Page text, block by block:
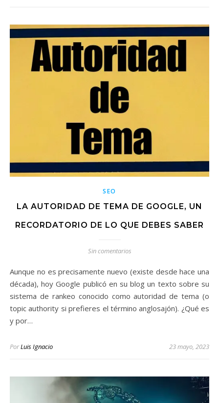
SEO
LA AUTORIDAD DE TEMA DE GOOGLE, UN
RECORDATORIO DE LO QUE DEBES SABER
Sin comentarios
Aunque no es precisamente nuevo (existe desde hace una
década), hoy Google publicó en su blog un texto sobre su
sistema de rankeo conocido como autoridad de tema (o
topic authority si prefieres el término anglosajón). ¿Qué es
y por…
PorLuis Ignacio 23 mayo, 2023